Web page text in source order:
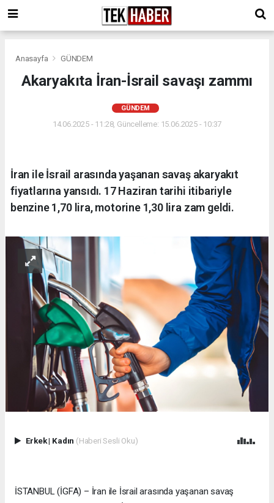
Anasayfa GÜNDEM
Akaryakıta İran-İsrail savaşı zammı
GÜNDEM
14.06.2025 - 11:28, Güncelleme: 15.06.2025 - 10:37
İran ile İsrail arasında yaşanan savaş akaryakıt
fiyatlarına yansıdı. 17 Haziran tarihi itibariyle
benzine 1,70 lira, motorine 1,30 lira zam geldi.
Erkek| Kadın (Haberi Sesli Oku)
İSTANBUL (İGFA) – İran ile İsrail arasında yaşanan savaş